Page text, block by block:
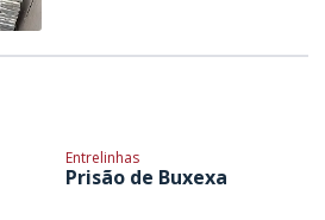
Entrelinhas
Prisão de Buxexa